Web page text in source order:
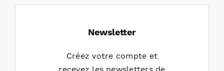
Newsletter
Créez votre compte et